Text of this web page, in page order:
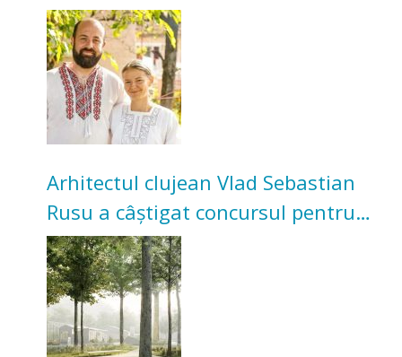
Acum cultivă legume în grădina
bunicilor
Arhitectul clujean Vlad Sebastian
Rusu a câștigat concursul pentru
transformarea Grădinii Casei
Universitarilor